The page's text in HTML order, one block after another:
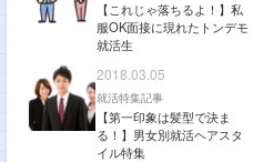
【これじゃ落ちるよ！】私
服OK面接に現れたトンデモ
就活生
2018.03.05
就活特集記事
【第一印象は髪型で決ま
る！】男女別就活ヘアスタ
イル特集